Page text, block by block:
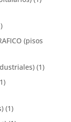
(pisos
(1)
(1)